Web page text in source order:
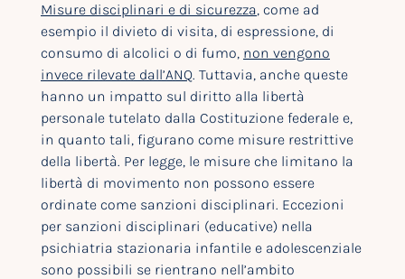
Misure disciplinari e di sicurezza, come ad
esempio il divieto di visita, di espressione, di
consumo di alcolici o di fumo, non vengono
invece rilevate dall’ANQ. Tuttavia, anche queste
hanno un impatto sul diritto alla libertà
personale tutelato dalla Costituzione federale e,
in quanto tali, figurano come misure restrittive
della libertà. Per legge, le misure che limitano la
libertà di movimento non possono essere
ordinate come sanzioni disciplinari. Eccezioni
per sanzioni disciplinari (educative) nella
psichiatria stazionaria infantile e adolescenziale
sono possibili se rientrano nell’ambito